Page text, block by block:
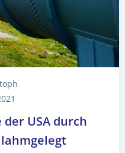
USA durch